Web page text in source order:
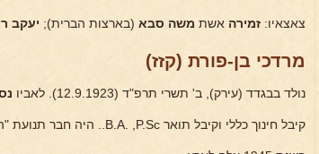
צאצאיו: זמירה אשת משה סבא (בארצות הברית); יעקב
מרדכי בן-פורת (קזז)
נולד בבגדד (עירק), ב' תשרי תרפ"ד (12.9.1923). לאביו
קיבל חינוך כללי וקיבל תואר B.A. ,P.Sc.. היה חבר תנועת "החלוץ" וההגנה במחתרת בעירק.